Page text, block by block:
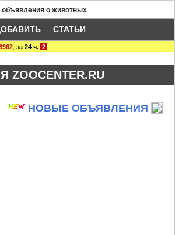
объявления о животных
СТАТЬИ
за 24 ч. 2
НОВЫЕ ОБЪЯВЛЕНИЯ